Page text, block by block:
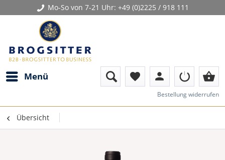
Mo-So von 7-21 Uhr: +49 (0)2225 / 918 111
Menü favorite person shopping_basket
Bestellung widerrufen
Übersicht